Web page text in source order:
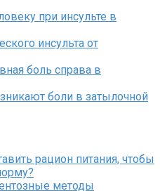
при инсульте в
инсульта от
боль справа в
боли в затылочной
рацион питания, чтобы
методы